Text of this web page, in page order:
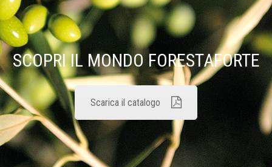
SCOPRI IL MONDO FORESTAFORTE
Scarica il catalogo